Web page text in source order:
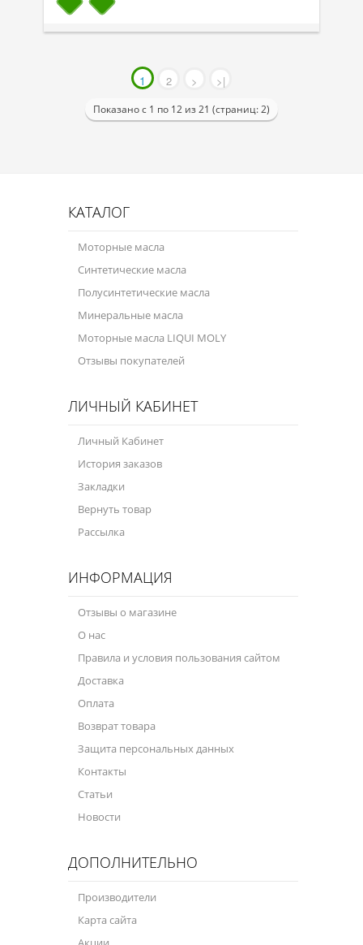
1 2 > >|
Показано с 1 по 12 из 21 (страниц: 2)
КАТАЛОГ
Моторные масла
Синтетические масла
Полусинтетические масла
Минеральные масла
Моторные масла LIQUI MOLY
Отзывы покупателей
ЛИЧНЫЙ КАБИНЕТ
Личный Кабинет
История заказов
Закладки
Вернуть товар
Рассылка
ИНФОРМАЦИЯ
Отзывы о магазине
О нас
Правила и условия пользования сайтом
Доставка
Оплата
Возврат товара
Защита персональных данных
Контакты
Статьи
Новости
ДОПОЛНИТЕЛЬНО
Производители
Карта сайта